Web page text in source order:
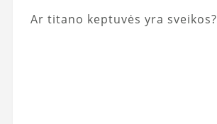
Ar titano keptuvės yra sveikos?